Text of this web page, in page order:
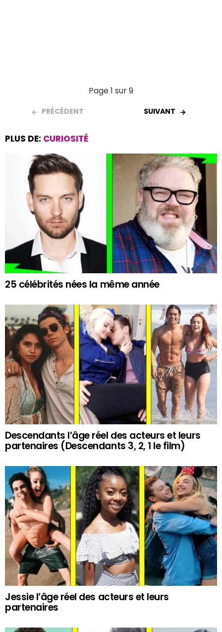
Page 1 sur 9
PRÉCÉDENT SUIVANT
PLUS DE: CURIOSITÉ
25 célébrités nées la même année
Descendants l’âge réel des acteurs et leurs
partenaires (Descendants 3, 2, 1 le film)
Jessie l’âge réel des acteurs et leurs
partenaires